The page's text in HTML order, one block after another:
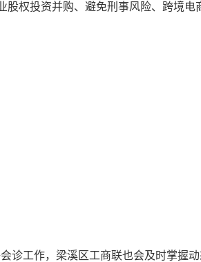
股权投资并购、避免刑事风险、跨境
工作，梁溪区工商联也会及时掌握动